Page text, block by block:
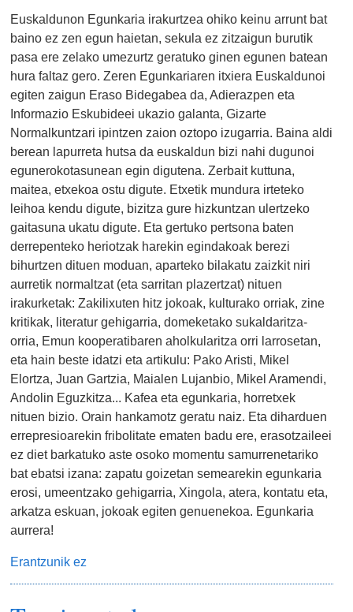
Euskaldunon Egunkaria irakurtzea ohiko keinu arrunt bat
baino ez zen egun haietan, sekula ez zitzaigun burutik
pasa ere zelako umezurtz geratuko ginen egunen batean
hura faltaz gero. Zeren Egunkariaren itxiera Euskaldunoi
egiten zaigun Eraso Bidegabea da, Adierazpen eta
Informazio Eskubideei ukazio galanta, Gizarte
Normalkuntzari ipintzen zaion oztopo izugarria. Baina aldi
berean lapurreta hutsa da euskaldun bizi nahi dugunoi
egunerokotasunean egin digutena. Zerbait kuttuna,
maitea, etxekoa ostu digute. Etxetik mundura irteteko
leihoa kendu digute, bizitza gure hizkuntzan ulertzeko
gaitasuna ukatu digute. Eta gertuko pertsona baten
derrepenteko heriotzak harekin egindakoak berezi
bihurtzen dituen moduan, aparteko bilakatu zaizkit niri
aurretik normaltzat (eta sarritan plazertzat) nituen
irakurketak: Zakilixuten hitz jokoak, kulturako orriak, zine
kritikak, literatur gehigarria, domeketako sukaldaritza-
orria, Emun kooperatibaren aholkularitza orri larrosetan,
eta hain beste idatzi eta artikulu: Pako Aristi, Mikel
Elortza, Juan Gartzia, Maialen Lujanbio, Mikel Aramendi,
Andolin Eguzkitza... Kafea eta egunkaria, horretxek
nituen bizio. Orain hankamotz geratu naiz. Eta diharduen
errepresioarekin fribolitate ematen badu ere, erasotzaileei
ez diet barkatuko aste osoko momentu samurrenetariko
bat ebatsi izana: zapatu goizetan semearekin egunkaria
erosi, umeentzako gehigarria, Xingola, atera, kontatu eta,
arkatza eskuan, jokoak egiten genuenekoa. Egunkaria
aurrera!
Erantzunik ez